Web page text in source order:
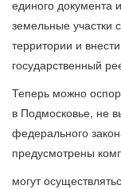
единого документа
земельные участки
территории и
государственный
Теперь можно
в Подмосковье, не
федерального
предусмотрены
могут